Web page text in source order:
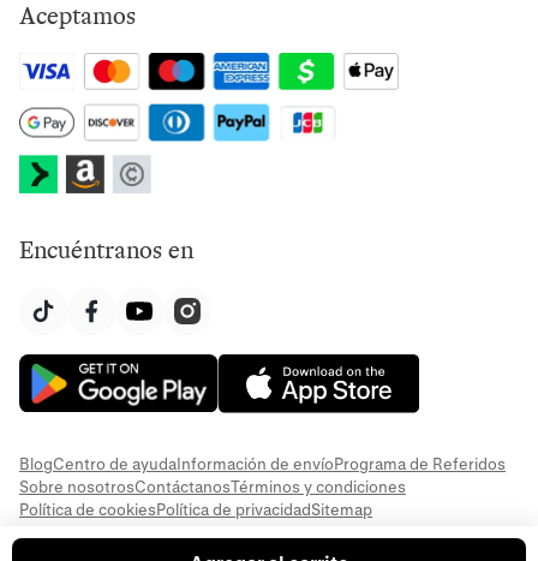
Aceptamos
Encuéntranos en
BlogCentro de ayudaInformación de envíoPrograma de Referidos
Sobre nosotrosContáctanosTérminos y condiciones
Política de cookiesPolítica de privacidadSitemap